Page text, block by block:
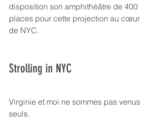
disposition son amphithéâtre de 400
places pour cette projection au cœur
de NYC.
Strolling in NYC
Virginie et moi ne sommes pas venus
seuls.